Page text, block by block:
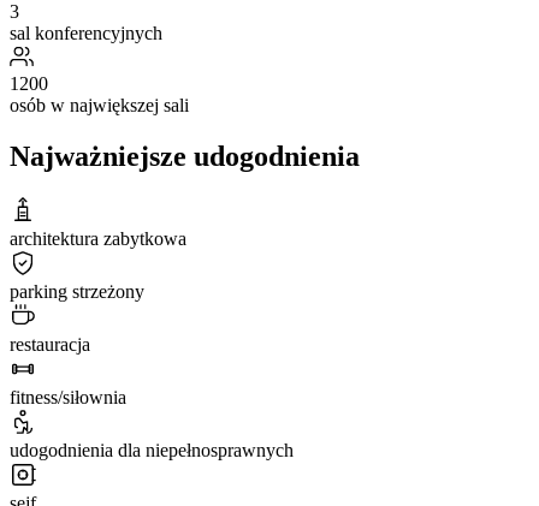
3
sal konferencyjnych
1200
osób w największej sali
Najważniejsze udogodnienia
architektura zabytkowa
parking strzeżony
restauracja
fitness/siłownia
udogodnienia dla niepełnosprawnych